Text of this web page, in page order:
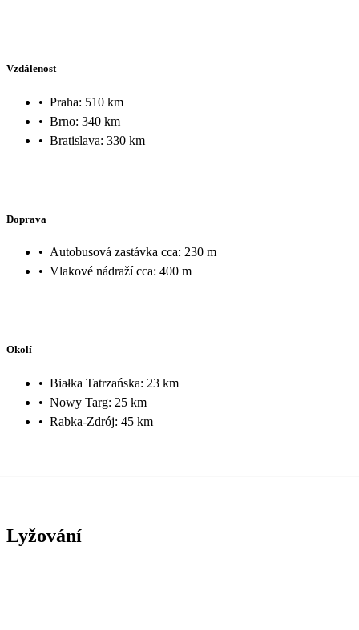
Vzdálenost
• Praha: 510 km
• Brno: 340 km
• Bratislava: 330 km
Doprava
• Autobusová zastávka cca: 230 m
• Vlakové nádraží cca: 400 m
Okolí
• Białka Tatrzańska: 23 km
• Nowy Targ: 25 km
• Rabka-Zdrój: 45 km
Lyžování